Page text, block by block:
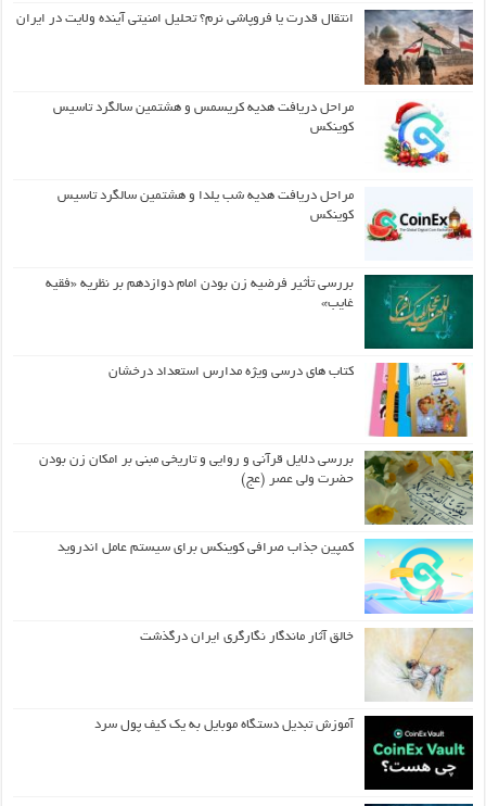
انتقال قدرت یا فروپاشی نرم؟ تحلیل امنیتی آینده ولایت در ایران
مراحل دریافت هدیه کریسمس و هشتمین سالگرد تاسیس
کوینکس
مراحل دریافت هدیه شب یلدا و هشتمین سالگرد تاسیس
کوینکس
بررسی تأثیر فرضیه زن بودن امام دوازدهم بر نظریه «فقیه
غایب»
کتاب های درسی ویژه مدارس استعداد درخشان
بررسی دلایل قرآنی و روایی و تاریخی مبنی بر امکان زن بودن
حضرت ولی عصر (عج)
کمپین جذاب صرافی کوینکس برای سیستم عامل اندروید
خالق آثار ماندگار نگارگری ایران درگذشت
آموزش تبدیل دستگاه موبایل به یک کیف‌ پول سرد